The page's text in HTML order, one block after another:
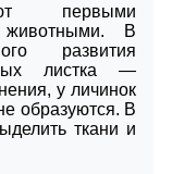
первыми
животными. В
развития
листка —
у личинок
образуются. В
ткани и